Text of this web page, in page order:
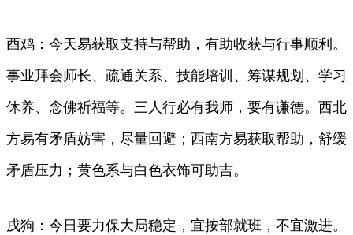
酉鸡：今天易获取支持与帮助，有助收获与行事顺利。
事业拜会师长、疏通关系、技能培训、筹谋规划、学习
休养、念佛祈福等。三人行必有我师，要有谦德。西北
方易有矛盾妨害，尽量回避；西南方易获取帮助，舒缓
矛盾压力；黄色系与白色衣饰可助吉。
戌狗：今日要力保大局稳定，宜按部就班，不宜激进。